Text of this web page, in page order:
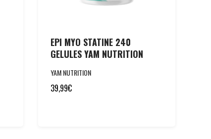
EPI MYO STATINE 240
GELULES YAM NUTRITION
YAM NUTRITION
39,99€